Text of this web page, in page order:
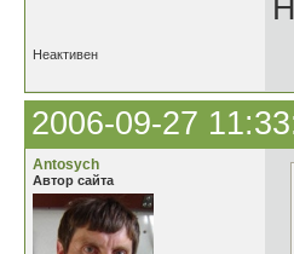
Неактивен
2006-09-27
Antosych
Автор сайта